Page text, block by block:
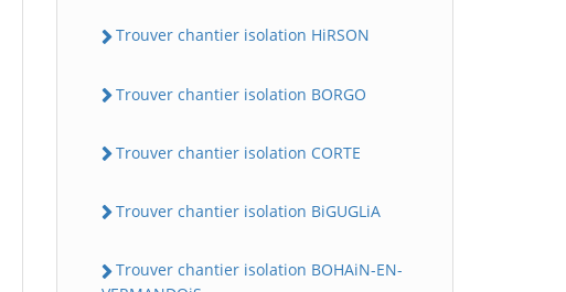
Trouver chantier isolation HiRSON
Trouver chantier isolation BORGO
Trouver chantier isolation CORTE
Trouver chantier isolation BiGUGLiA
Trouver chantier isolation BOHAiN-EN-